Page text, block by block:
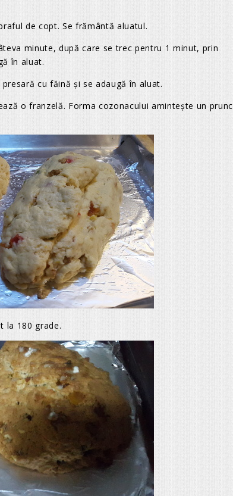
de copt. Se frământă aluatul.
minute, după care se trec pentru 1 minut, prin
în aluat.
cu făină şi se adaugă în aluat.
o franzelă. Forma cozonacului aminteşte un prunc
la 180 grade.